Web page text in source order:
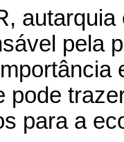
pela
pode
para a